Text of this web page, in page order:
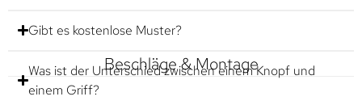
Gibt es kostenlose Muster?
Beschläge & Montage
Was ist der Unterschied zwischen einem Knopf und
einem Griff?